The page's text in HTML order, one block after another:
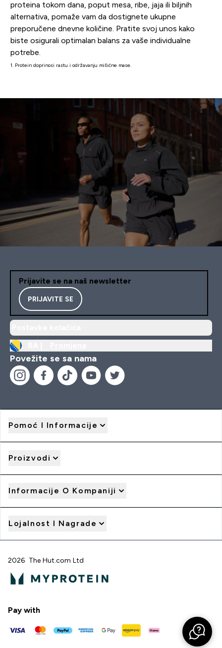
proteina tokom dana, poput mesa, ribe, jaja ili biljnih
alternativa, pomaže vam da dostignete ukupne
preporučene dnevne količine. Pratite svoj unos kako
biste osigurali optimalan balans za vaše individualne
potrebe.
1. Protein doprinosi rastu i održavanju mišićne mase.
Prijavite se na naš newsletter
PRIJAVITE SE
Povežite se sa nama
Pomoć I Informacije
Proizvodi
Informacije O Kompaniji
Lojalnost I Nagrade
2026 The Hut.com Ltd
Pay with